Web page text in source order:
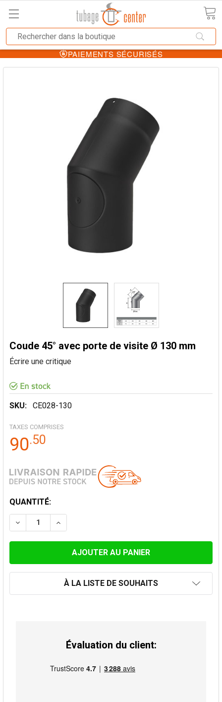
PAIEMENTS SÉCURISÉS
Coude 45° avec porte de visite Ø 130 mm
Écrire une critique
SKU: CE028-130
TAXES COMPRISES
90.50
STOCK
ACTUEL:
QUANTITÉ:
DIMINUER LA QUANTITÉ DE COUDE 45° AVEC PORTE
AUGMENTER LA QUANTITÉ DE COUDE 45°
À LA LISTE DE SOUHAITS
Évaluation du client: